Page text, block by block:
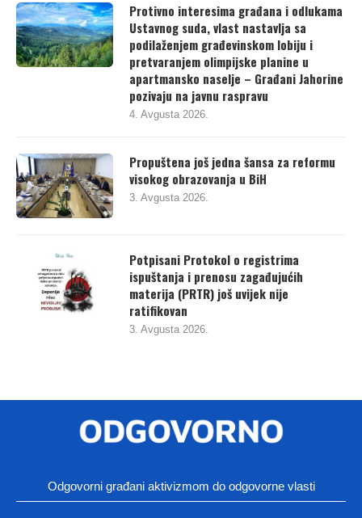
Protivno interesima građana i odlukama
Ustavnog suda, vlast nastavlja sa
podilaženjem građevinskom lobiju i
pretvaranjem olimpijske planine u
apartmansko naselje – Građani Jahorine
pozivaju na javnu raspravu
4. Avgusta 2026.
Propuštena još jedna šansa za reformu
visokog obrazovanja u BiH
3. Avgusta 2026.
Potpisani Protokol o registrima
ispuštanja i prenosu zagađujućih
materija (PRTR) još uvijek nije
ratifikovan
3. Avgusta 2026.
Odgovorni građani aktivizmom do odgovorne vlasti